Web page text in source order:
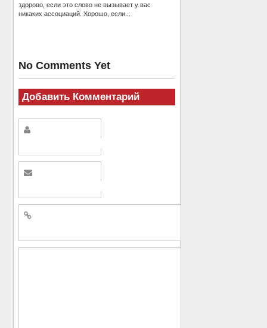
здорово, если это слово не вызывает у вас
никаких ассоциаций. Хорошо, если...
No Comments Yet
Добавить Комментарий